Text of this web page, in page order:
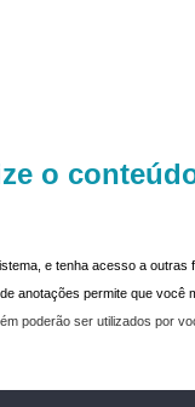
o
e tenha acesso a
anotações permite que
poderão ser utilizados por